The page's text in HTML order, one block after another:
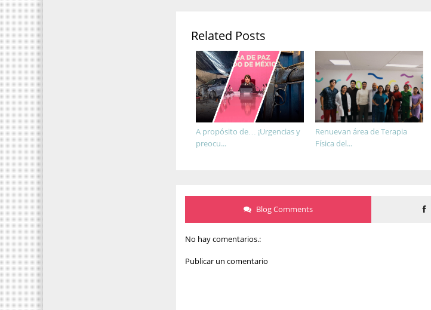
Related Posts
Renuevan área de Terapia
Física del...
A propósito de… ¡Urgencias y
preocu...
Blog Comments
No hay comentarios.:
Publicar un comentario